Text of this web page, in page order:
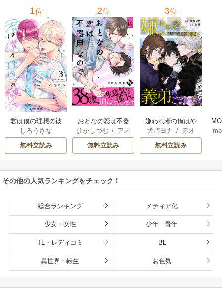
1位
君は僕の理想の彼
氏
しろうさな
無料立読み
2位
おとなの恋は不器
用なので
ひがしづむ / アス
ティル編集部
無料立読み
3位
嫌われ者の俺はや
り直しの世界で義
弟達にごまをする
（分冊版）
犬崎ヨナ / 赤牙
無料立読み
その他の人気ランキングをチェック！
総合ランキング メディア化
少女・女性 少年・青年
TL・レディコミ BL
異世界・転生 お色気